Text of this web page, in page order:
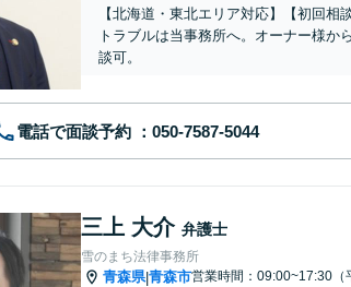
【北海道・東北エリア対応】【初回
トラブルは当事務所へ。オーナー様
談可。
電話で面談予約
三上 大介 弁護士
雪のまち法律事務所
青森県|青森市営業時間：09:00~17:30（